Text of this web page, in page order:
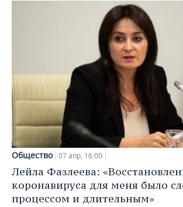
Общество 07 апр, 16:00
Лейла Фазлеева:
коронавируса для меня было
процессом и длительным»